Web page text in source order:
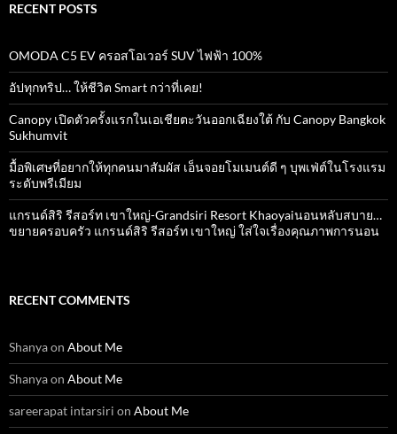
RECENT POSTS
OMODA C5 EV ครอสโอเวอร์ SUV ไฟฟ้า 100%
อัปทุกทริป… ให้ชีวิต Smart กว่าที่เคย!
Canopy เปิดตัวครั้งแรกในเอเชียตะวันออกเฉียงใต้ กับ Canopy Bangkok
Sukhumvit
มื้อพิเศษที่อยากให้ทุกคนมาสัมผัส เอ็นจอยโมเมนต์ดี ๆ บุพเฟ่ต์ในโรงแรม
ระดับพรีเมียม
แกรนด์สิริ​ รีสอร์ท​ เขาใหญ่​-Grandsiri​ Resort​ Khaoyaiนอนหลับสบาย…
ขยายครอบครัว แกรนด์สิริ รีสอร์ท เขาใหญ่ ใส่ใจเรื่องคุณภาพการนอน
RECENT COMMENTS
Shanyaon About Me
Shanyaon About Me
sareerapat intarsiri on About Me